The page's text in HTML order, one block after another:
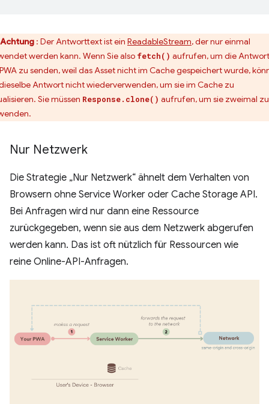
Achtung : Der Antworttext ist ein ReadableStream, der nur einmal
werden kann. Wenn Sie also fetch() aufrufen, um die
zu senden, weil das Asset nicht im Cache gespeichert wurde,
Antwort nicht wiederverwenden, um sie im Cache zu
Sie müssen Response.clone() aufrufen, um sie zweimal zu
Nur Netzwerk
Die Strategie „Nur Netzwerk“ ähnelt dem Verhalten von
Browsern ohne Service Worker oder Cache Storage API.
Bei Anfragen wird nur dann eine Ressource
zurückgegeben, wenn sie aus dem Netzwerk abgerufen
werden kann. Das ist oft nützlich für Ressourcen wie
reine Online-API-Anfragen.